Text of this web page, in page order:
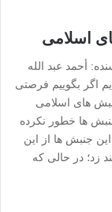
اسلامی
أحمد عبد الله
اگر بگوییم فرصتی
های اسلامی
ها خطور نکرده
جنبش ها از این
زد؛ در حالی که